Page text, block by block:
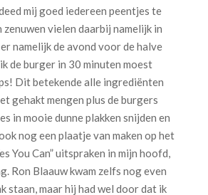
mij goed iedereen peentjes te
zenuwen vielen daarbij namelijk in
namelijk de avond voor de halve
de burger in 30 minuten moest
Dit betekende alle ingrediënten
gehakt mengen plus de burgers
in mooie dunne plakken snijden en
nog een plaatje van maken op het
You Can” uitspraken in mijn hoofd,
Ron Blaauw kwam zelfs nog even
staan, maar hij had wel door dat ik